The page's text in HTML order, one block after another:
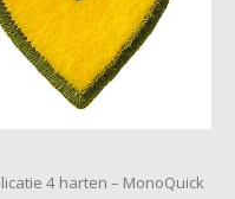
4 harten – MonoQuick